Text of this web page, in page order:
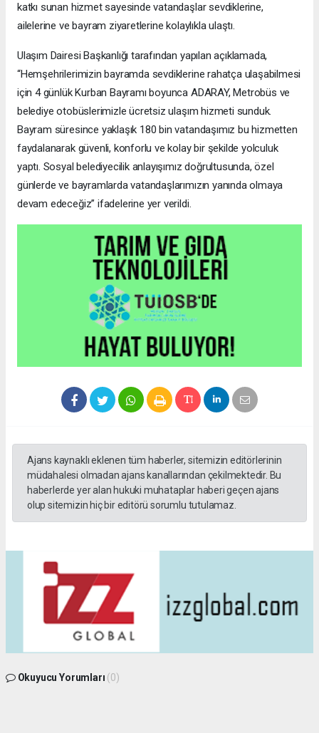
katkı sunan hizmet sayesinde vatandaşlar sevdiklerine,
ailelerine ve bayram ziyaretlerine kolaylıkla ulaştı.
Ulaşım Dairesi Başkanlığı tarafından yapılan açıklamada,
“Hemşehrilerimizin bayramda sevdiklerine rahatça ulaşabilmesi
için 4 günlük Kurban Bayramı boyunca ADARAY, Metrobüs ve
belediye otobüslerimizle ücretsiz ulaşım hizmeti sunduk.
Bayram süresince yaklaşık 180 bin vatandaşımız bu hizmetten
faydalanarak güvenli, konforlu ve kolay bir şekilde yolculuk
yaptı. Sosyal belediyecilik anlayışımız doğrultusunda, özel
günlerde ve bayramlarda vatandaşlarımızın yanında olmaya
devam edeceğiz” ifadelerine yer verildi.
Ajans kaynaklı eklenen tüm haberler, sitemizin editörlerinin
müdahalesi olmadan ajans kanallarından çekilmektedir. Bu
haberlerde yer alan hukuki muhataplar haberi geçen ajans
olup sitemizin hiç bir editörü sorumlu tutulamaz.
Okuyucu Yorumları (0)